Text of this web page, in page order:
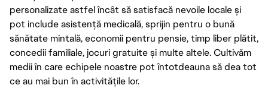
personalizate astfel încât să satisfacă nevoile locale și
pot include asistență medicală, sprijin pentru o bună
sănătate mintală, economii pentru pensie, timp liber plătit,
concedii familiale, jocuri gratuite și multe altele. Cultivăm
medii în care echipele noastre pot întotdeauna să dea tot
ce au mai bun în activitățile lor.